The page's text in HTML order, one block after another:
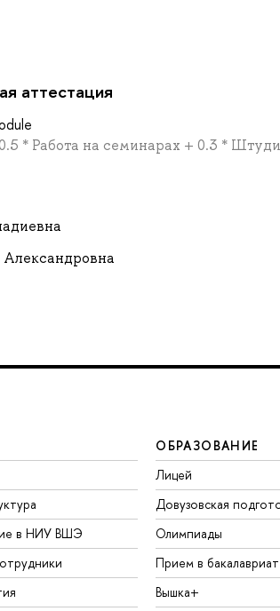
аттестация
* Работа на семинарах + 0.3 *
в НИУ ВШЭ
ОБРАЗОВАНИЕ
Лицей
Довузовская
Олимпиады
Прием в бакалавриат
Вышка+